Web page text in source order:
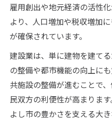
建設と財政力が創
住みよさを高める
建設の力が生み出
建設業界の成長
財政力と建設発展
愛知の建設業界変革を
建設業界の変革を
雇用創出や地元経済の活性
より、人口増加や税収増加
が確保されています。
建設業は、単に建物を建て
の整備や都市機能の向上に
共施設の整備が進むことで
民双方の利便性が高まりま
よし市の豊かさを支える大き